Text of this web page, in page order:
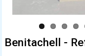
Benitachell -